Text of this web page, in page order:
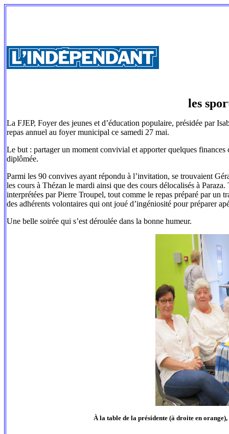
les
La FJEP, Foyer des jeunes et d’éducation populaire, présidée par
repas annuel au foyer municipal ce samedi 27 mai.
Le but : partager un moment convivial et apporter quelques finances
diplômée.
Parmi les 90 convives ayant répondu à l’invitation, se trouvaient
les cours à Thézan le mardi ainsi que des cours délocalisés à
interprétées par Pierre Troupel, tout comme le repas préparé par un
des adhérents volontaires qui ont joué d’ingéniosité pour préparer
Une belle soirée qui s’est déroulée dans la bonne humeur.
À la table de la présidente (à droite en